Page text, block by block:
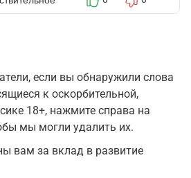
если вы обнаружили слова
к оскорбительной,
18+, нажмите справа на
мы могли удалить их.
вам за вклад в развитие